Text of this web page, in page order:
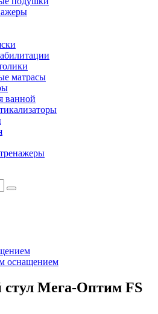
матрасы
ванной
оснащением
Мега-Оптим FS